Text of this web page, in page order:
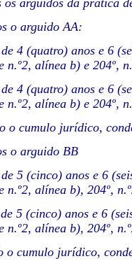
os arguidos da pratica
o arguido AA:
4 (quatro) anos e 6
n.º2, alínea b) e 204º,
4 (quatro) anos e 6
n.º2, alínea b) e 204º,
o cumulo jurídico,
o arguido BB
5 (cinco) anos e 6
n.º2, alínea b), 204º,
5 (cinco) anos e 6
n.º2, alínea b), 204º,
o cumulo jurídico,